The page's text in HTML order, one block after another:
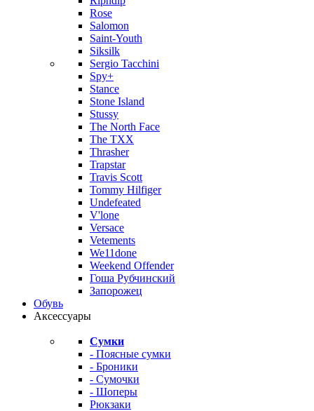
Rose
Salomon
Saint-Youth
Siksilk
Sergio Tacchini
Spy+
Stance
Stone Island
Stussy
The North Face
The TXX
Thrasher
Trapstar
Travis Scott
Tommy Hilfiger
Undefeated
V'lone
Versace
Vetements
We11done
Weekend Offender
Гоша Рубчинский
Запорожец
Обувь
Аксессуары
Сумки
- Поясные сумки
- Броники
- Сумочки
- Шоперы
Рюкзаки